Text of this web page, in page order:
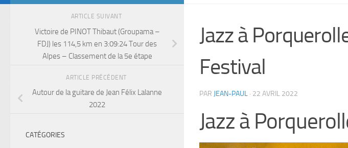
Jazz à
Festival
PAR JEAN-PAUL · 22 AVRIL 2022
Jazz à
ARTICLE SUIVANT
Victoire de PINOT Thibaut (Groupama –
FDJ) les 114,5 km en 3:09:24 Tour des
Alpes – Classement de la 5e étape
ARTICLE PRÉCÉDENT
Autour de la guitare de Jean Félix Lalanne
2022
CATÉGORIES